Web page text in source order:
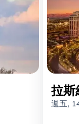
拉斯
週五,